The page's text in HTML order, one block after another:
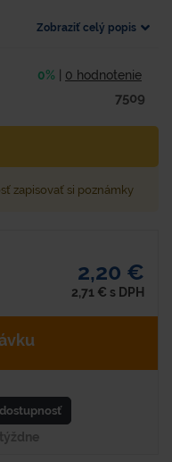
Zobraziť celý popis
0% 0 hodnotenie
7509
zapisovať si poznámky
2,20 €
2,71 € s DPH